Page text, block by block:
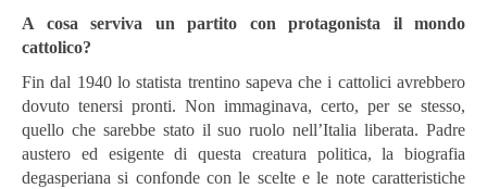
A cosa serviva un partito con protagonista il mondo
cattolico?
Fin dal 1940 lo statista trentino sapeva che i cattolici avrebbero
dovuto tenersi pronti. Non immaginava, certo, per se stesso,
quello che sarebbe stato il suo ruolo nell’Italia liberata. Padre
austero ed esigente di questa creatura politica, la biografia
degasperiana si confonde con le scelte e le note caratteristiche